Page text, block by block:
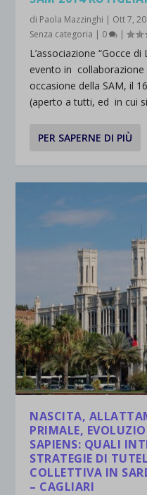
di Paola Mazzinghi | Ott 7,
Senza categoria | 0 |
L’associazione “Gocce
evento in collaborazione
occasione della SAM, il
(aperto a tutti, ed in cui
PER SAPERNE DI PIÙ
NASCITA,
PRIMALE,
SAPIENS: QUALI
STRATEGIE DI
COLLETTIVA IN
– CAGLIARI